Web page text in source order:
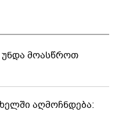
უნდა მოასწროთ
აღმოჩნდება: